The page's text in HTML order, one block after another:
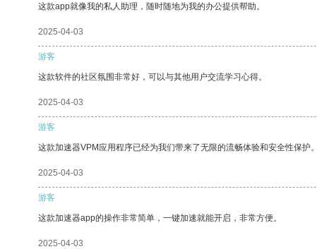
这款app就像我的私人助理，随时随地为我的办公提供帮助。
2025-04-03
游客
这款软件的社区氛围非常好，可以与其他用户交流学习心得。
2025-04-03
游客
这款加速器VPM应用程序已经为我们带来了无限的流畅体验和安全性保护。
2025-04-03
游客
这款加速器app的操作非常简单，一键加速就能开启，非常方便。
2025-04-03